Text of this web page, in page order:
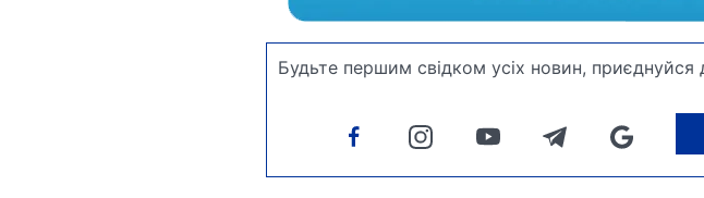
Будьте першим свідком усіх новин, приєднуйся